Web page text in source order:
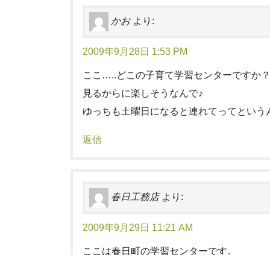
かお より:
2009年9月28日 1:53 PM
ここ…..どこの子育て学習センターですか？
見るからに楽しそうなんで♪
ゆっちも土曜日になると連れてってという
返信
春日工務店 より:
2009年9月29日 11:21 AM
ここは春日町の学習センターです。